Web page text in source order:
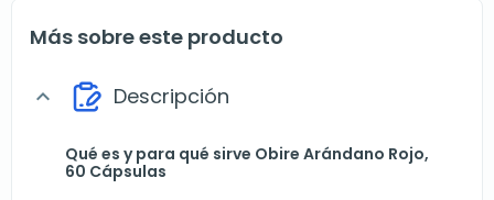
Más sobre este producto
expand_more Descripción
Qué es y para qué sirve Obire Arándano Rojo,
60 Cápsulas